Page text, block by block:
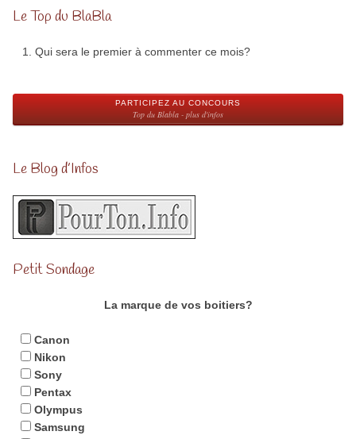
Le Top du BlaBla
Qui sera le premier à commenter ce mois?
PARTICIPEZ AU CONCOURS
Top du Blabla - plus d'infos
Le Blog d’Infos
Petit Sondage
La marque de vos boitiers?
Canon
Nikon
Sony
Pentax
Olympus
Samsung